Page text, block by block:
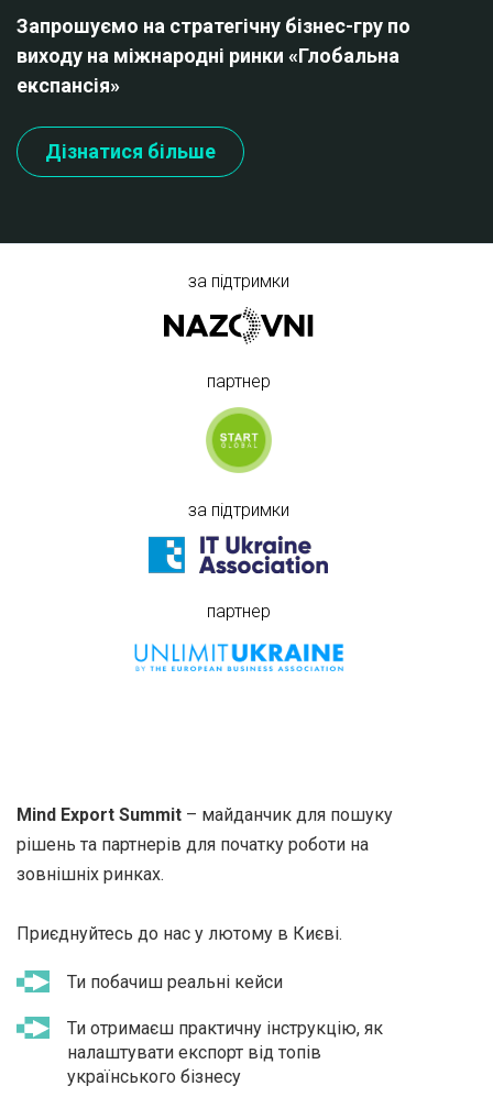
Запрошуємо на стратегічну бізнес-гру по
виходу на міжнародні ринки «Глобальна
експансія»
Дізнатися більше
за підтримки
партнер
за підтримки
партнер
Mind Export Summit – майданчик для пошуку
рішень та партнерів для початку роботи на
зовнішніх ринках.
Приєднуйтесь до нас у лютому в Києві.
Ти побачиш реальні кейси
Ти отримаєш практичну інструкцію, як
налаштувати експорт від топів
українського бізнесу